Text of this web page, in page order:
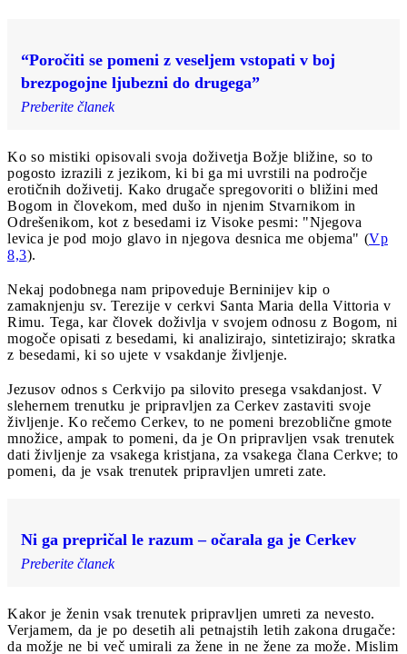
“Poročiti se pomeni z veseljem vstopati v boj
brezpogojne ljubezni do drugega”
Preberite članek
Ko so mistiki opisovali svoja doživetja Božje bližine, so to
pogosto izrazili z jezikom, ki bi ga mi uvrstili na področje
erotičnih doživetij. Kako drugače spregovoriti o bližini med
Bogom in človekom, med dušo in njenim Stvarnikom in
Odrešenikom, kot z besedami iz Visoke pesmi: "Njegova
levica je pod mojo glavo in njegova desnica me objema" (Vp
8,3).
Nekaj podobnega nam pripoveduje Berninijev kip o
zamaknjenju sv. Terezije v cerkvi Santa Maria della Vittoria v
Rimu. Tega, kar človek doživlja v svojem odnosu z Bogom, ni
mogoče opisati z besedami, ki analizirajo, sintetizirajo; skratka
z besedami, ki so ujete v vsakdanje življenje.
Jezusov odnos s Cerkvijo pa silovito presega vsakdanjost. V
slehernem trenutku je pripravljen za Cerkev zastaviti svoje
življenje. Ko rečemo Cerkev, to ne pomeni brezoblične gmote
množice, ampak to pomeni, da je On pripravljen vsak trenutek
dati življenje za vsakega kristjana, za vsakega člana Cerkve; to
pomeni, da je vsak trenutek pripravljen umreti zate.
Ni ga prepričal le razum – očarala ga je Cerkev
Preberite članek
Kakor je ženin vsak trenutek pripravljen umreti za nevesto.
Verjamem, da je po desetih ali petnajstih letih zakona drugače:
da možje ne bi več umirali za žene in ne žene za može. Mislim